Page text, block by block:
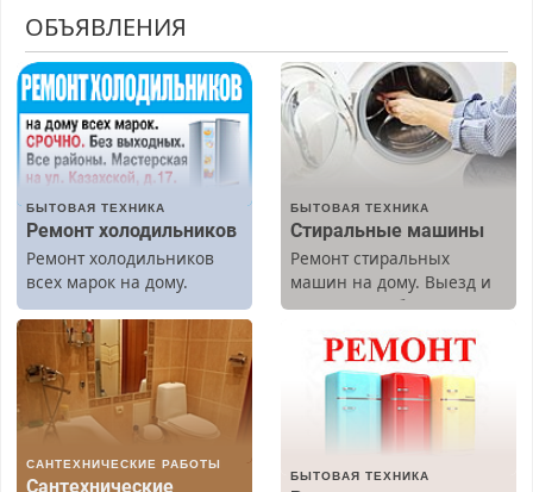
ОБЪЯВЛЕНИЯ
БЫТОВАЯ ТЕХНИКА
Ремонт холодильников
Ремонт холодильников
всех марок на дому.
БЫТОВАЯ ТЕХНИКА
Стиральные машины
Ремонт стиральных
машин на дому. Выезд и
диагностика бесплатно.
САНТЕХНИЧЕСКИЕ РАБОТЫ
Сантехнические
БЫТОВАЯ ТЕХНИКА